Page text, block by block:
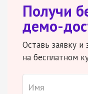
Получи
демо-
Оставь заявку и
на бесплатном